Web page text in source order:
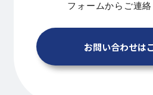
フォームからご連絡
お問い合わせは